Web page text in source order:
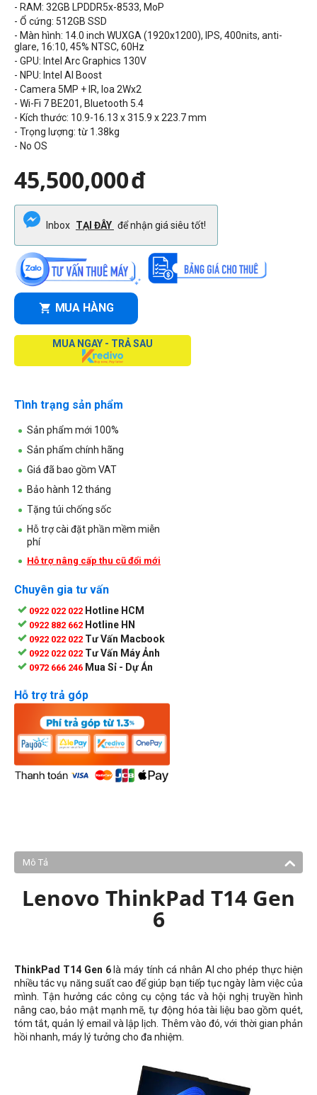
- RAM: 32GB LPDDR5x-8533, MoP
- Ổ cứng: 512GB SSD
- Màn hình: 14.0 inch WUXGA (1920x1200), IPS, 400nits, anti-
glare, 16:10, 45% NTSC, 60Hz
- GPU: Intel Arc Graphics 130V
- NPU: Intel AI Boost
- Camera 5MP + IR, loa 2Wx2
- Wi-Fi 7 BE201, Bluetooth 5.4
- Kích thước: 10.9-16.13 x 315.9 x 223.7 mm
- Trọng lượng: từ 1.38kg
- No OS
45,500,000đ
Inbox TẠI ĐÂY để nhận giá siêu tốt!
MUA HÀNG
MUA NGAY - TRẢ SAU
Tình trạng sản phẩm
Sản phẩm mới 100%
Sản phẩm chính hãng
Giá đã bao gồm VAT
Bảo hành 12 tháng
Tặng túi chống sốc
Hỗ trợ cài đặt phần mềm miễn
phí
Hỗ trợ nâng cấp thu cũ đổi mới
Chuyên gia tư vấn
0922 022 022 Hotline HCM
0922 882 662 Hotline HN
0922 022 022 Tư Vấn Macbook
0922 022 022 Tư Vấn Máy Ảnh
0972 666 246 Mua Sỉ - Dự Án
Hỗ trợ trả góp
Mô Tả
Lenovo ThinkPad T14 Gen
6
ThinkPad T14 Gen 6là máy tính cá nhân AI cho phép thực hiện
nhiều tác vụ năng suất cao để giúp bạn tiếp tục ngày làm việc của
mình. Tận hưởng các công cụ cộng tác và hội nghị truyền hình
nâng cao, bảo mật mạnh mẽ, tự động hóa tài liệu bao gồm quét,
tóm tắt, quản lý email và lập lịch. Thêm vào đó, với thời gian phản
hồi nhanh, máy lý tưởng cho đa nhiệm.